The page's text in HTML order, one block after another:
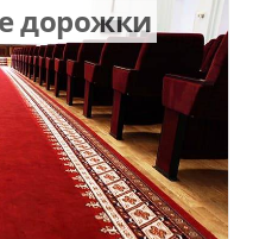
дорожки